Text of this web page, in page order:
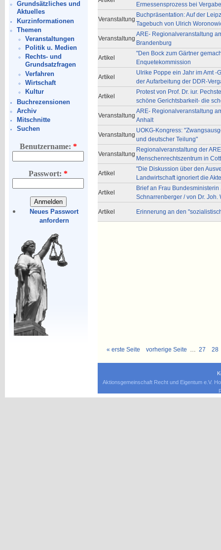
Grundsätzliches und
Aktuelles
Kurzinformationen
Themen
Veranstaltungen
Politik u. Medien
Rechts- und
Grundsatzfragen
Verfahren
Wirtschaft
Kultur
Buchrezensionen
Archiv
Mitschnitte
Suchen
Benutzername: *
Passwort:*
Neues Passwort
anfordern
Ermessensprozess bei
Veranstaltung
Buchpräsentation: Auf der
Tagebuch von Ulrich
Veranstaltung
ARE- Regionalveranstaltung
Brandenburg
Artikel
"Den Bock zum Gärtner
Enquetekommission
Artikel
Ulrike Poppe ein Jahr im Amt -
der Aufarbeitung der DDR-
Artikel
Protest von Prof. Dr. iur.
schöne Gerichtsbarkeit- die
Veranstaltung
ARE- Regionalveranstaltung
Anhalt
Veranstaltung
UOKG-Kongress:
und deutscher Teilung"
Veranstaltung
Regionalveranstaltung der
Menschenrechtszentrum in
Artikel
"Die Diskussion über den
Landwirtschaft ignoriert die
Artikel
Brief an Frau
Schnarrenberger / von Dr. Joh.
Artikel Erinnerung an den
« erste Seite vorherige Seite … 27 28
Aktionsgemeinschaft Recht und Eigentum e.V.